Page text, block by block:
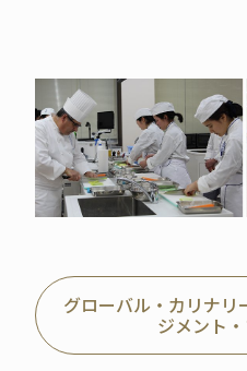
グローバル・カリナリ
ジメント